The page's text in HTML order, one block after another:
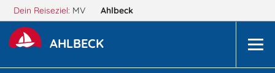
Dein Reiseziel: MV Ahlbeck
AHLBECK